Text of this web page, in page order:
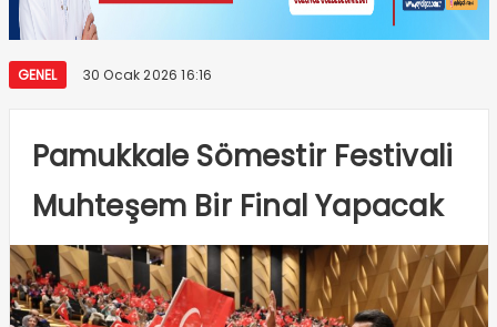
GENEL 30 Ocak 2026 16:16
Pamukkale Sömestir Festivali
Muhteşem Bir Final Yapacak